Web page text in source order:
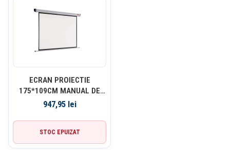
ECRAN PROIECTIE
175*109CM MANUAL DE
PERETE NOBO
947,95 lei
STOC EPUIZAT